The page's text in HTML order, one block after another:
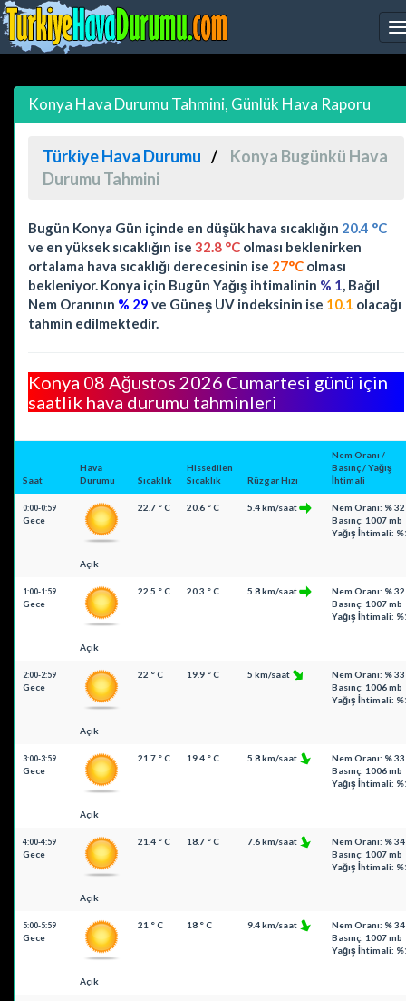
Konya Hava Durumu Tahmini, Günlük Hava Raporu
Türkiye Hava Durumu
Konya Bugünkü Hava
Durumu Tahmini
Bugün Konya Gün içinde en düşük hava sıcaklığın 20.4 °C
ve en yüksek sıcaklığın ise 32.8 °C olması beklenirken
ortalama hava sıcaklığı derecesinin ise 27°C olması
bekleniyor. Konya için Bugün Yağış ihtimalinin % 1 , Bağıl
Nem Oranının % 29 ve Güneş UV indeksinin ise 10.1 olacağı
tahmin edilmektedir.
Konya 08 Ağustos 2026 Cumartesi günü için
saatlik hava durumu tahminleri
Saat
Hava
Durumu
Sıcaklık
Hissedilen
Sıcaklık
Rüzgar Hızı
Nem Oranı /
Basınç / Yağış
İhtimali
0:00-0:59
Gece
Açık
22.7 ° C 20.6 ° C 5.4 km/saat
Nem Oranı: % 32
Basınç: 1007 mb
Yağış İhtimali:
1:00-1:59
Gece
Açık
22.5 ° C 20.3 ° C 5.8 km/saat
Nem Oranı: % 32
Basınç: 1007 mb
Yağış İhtimali:
2:00-2:59
Gece
Açık
22 ° C 19.9 ° C 5 km/saat
Nem Oranı: % 33
Basınç: 1006 mb
Yağış İhtimali:
3:00-3:59
Gece
Açık
21.7 ° C 19.4 ° C 5.8 km/saat
Nem Oranı: % 33
Basınç: 1006 mb
Yağış İhtimali:
4:00-4:59
Gece
Açık
21.4 ° C 18.7 ° C 7.6 km/saat
Nem Oranı: % 34
Basınç: 1007 mb
Yağış İhtimali:
5:00-5:59
Gece
Açık
21 ° C 18 ° C 9.4 km/saat
Nem Oranı: % 34
Basınç: 1007 mb
Yağış İhtimali: